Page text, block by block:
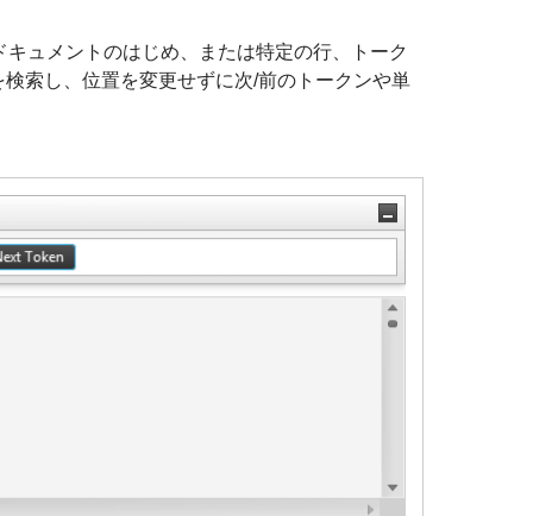
ュメントのはじめ、または特定の行、トーク
索し、位置を変更せずに次/前のトークンや単